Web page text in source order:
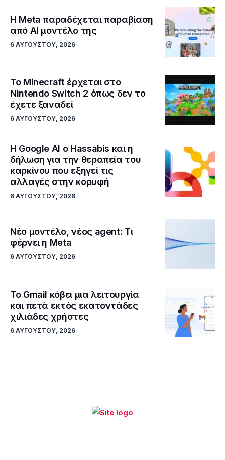
Η Meta παραδέχεται παραβίαση
από AI μοντέλο της
6 ΑΥΓΟΎΣΤΟΥ, 2026
Το Minecraft έρχεται στο
Nintendo Switch 2 όπως δεν το
έχετε ξαναδεί
6 ΑΥΓΟΎΣΤΟΥ, 2026
Η Google ΑΙ ο Hassabis και η
δήλωση για την θεραπεία του
καρκίνου που εξηγεί τις
αλλαγές στην κορυφή
6 ΑΥΓΟΎΣΤΟΥ, 2026
Νέο μοντέλο, νέος agent: Τι
φέρνει η Meta
6 ΑΥΓΟΎΣΤΟΥ, 2026
Το Gmail κόβει μια λειτουργία
και πετά εκτός εκατοντάδες
χιλιάδες χρήστες
6 ΑΥΓΟΎΣΤΟΥ, 2026